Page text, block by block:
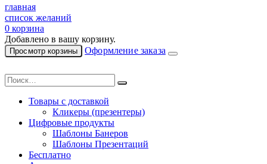
главная
список желаний
0 корзина
Добавлено в вашу корзину.
Просмотр корзины Оформление заказа
Товары с доставкой
Кликеры (презентеры)
Цифровые продукты
Шаблоны Банеров
Шаблоны Презентаций
Бесплатно